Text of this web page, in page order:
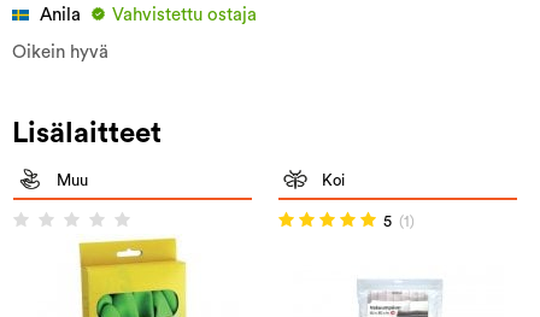
Anila
Vahvistettu ostaja
Oikein hyvä
Lisälaitteet
Muu Koi
5 (1)